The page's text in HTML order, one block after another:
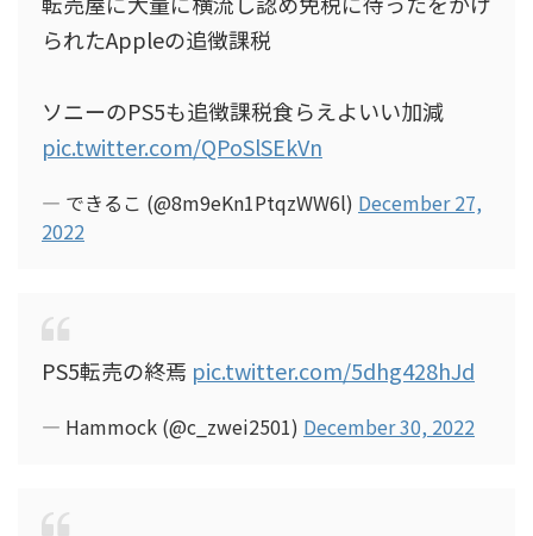
られたAppleの追徴課税
ソニーのPS5も追徴課税食らえよいい加減
pic.twitter.com/QPoSlSEkVn
— できるこ (@8m9eKn1PtqzWW6l) December 27,
2022
PS5転売の終焉 pic.twitter.com/5dhg428hJd
— Hammock (@c_zwei2501) December 30, 2022